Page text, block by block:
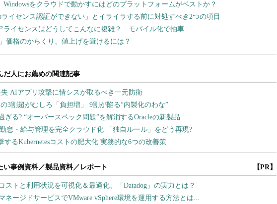
Windowsをクラウドで動かすにはどのプラットフォームがベストか？
ライセンス認証ができない」とイライラする前に対処すべき2つの項目
ライセンスはどうしてこんなに複雑？ モバイル化で拍車
」価格のからくり、値上げを避けるには？
い事例資料／製品資料／レポート 【PR】
ストと利用状況を可視化＆最適化、「Datadog」の実力とは？
ネージドサービスでVMware vSphere環境を運用する方法とは...